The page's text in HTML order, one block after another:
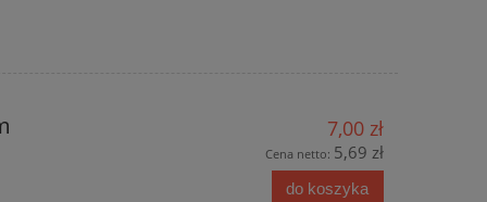
7,00 zł
Cena netto: 5,69 zł
do koszyka